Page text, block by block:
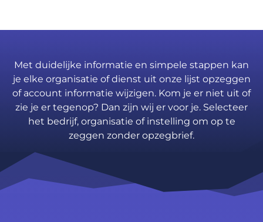
Met duidelijke informatie en simpele stappen kan
je elke organisatie of dienst uit onze lijst opzeggen
of account informatie wijzigen. Kom je er niet uit of
zie je er tegenop? Dan zijn wij er voor je. Selecteer
het bedrijf, organisatie of instelling om op te
zeggen zonder opzegbrief.